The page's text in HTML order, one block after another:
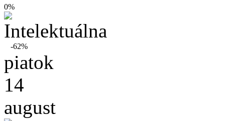
0%
-62%
piatok
14
august